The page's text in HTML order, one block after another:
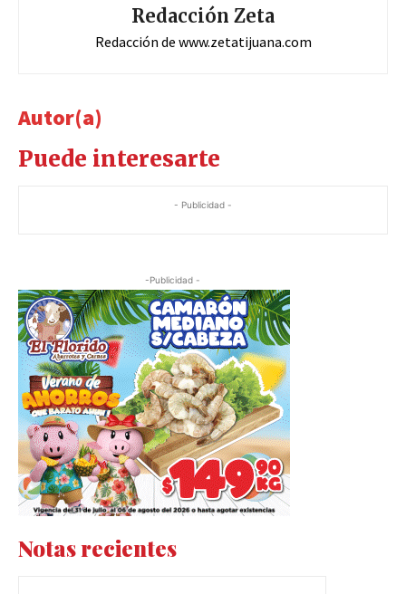
Redacción Zeta
Redacción de www.zetatijuana.com
Autor(a)
Puede interesarte
- Publicidad -
-Publicidad -
Notas recientes